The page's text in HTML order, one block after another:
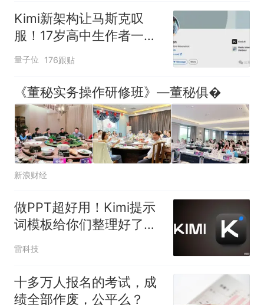
Kimi新架构让马斯克叹
服！17岁高中生作者一战
成名
量子位 176跟贴
《董秘实务操作研修班》—董秘俱�
新浪财经
做PPT超好用！Kimi提示
词模板给你们整理好了，
直接抄
雷科技
十多万人报名的考试，成
绩全部作废，公平么？